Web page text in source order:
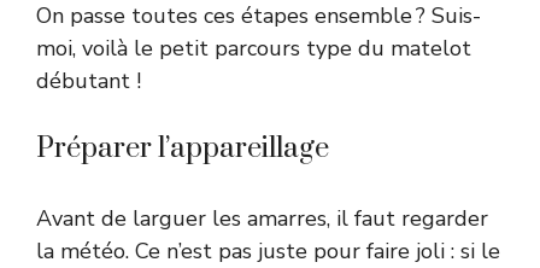
On passe toutes ces étapes ensemble ? Suis-
moi, voilà le petit parcours type du matelot
débutant !
Préparer l’appareillage
Avant de larguer les amarres, il faut regarder
la météo. Ce n’est pas juste pour faire joli : si le